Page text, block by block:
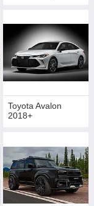
Toyota Avalon
2018+